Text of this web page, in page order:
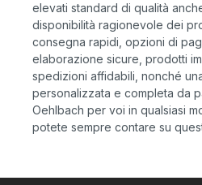
elevati standard di qualità
disponibilità ragionevole dei
consegna rapidi, opzioni di
elaborazione sicure, prodotti
spedizioni affidabili, nonché
personalizzata e completa da
Oehlbach per voi in qualsiasi
potete sempre contare su